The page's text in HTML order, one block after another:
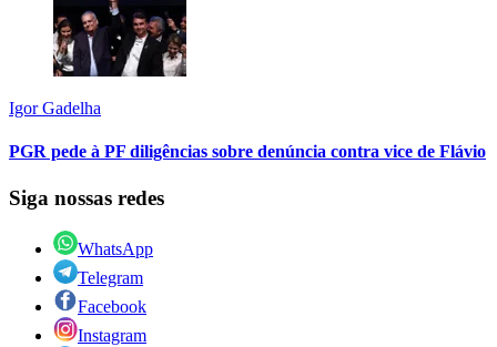
Igor Gadelha
PGR pede à PF diligências sobre denúncia contra vice de Flávio
Siga nossas redes
WhatsApp
Telegram
Facebook
Instagram